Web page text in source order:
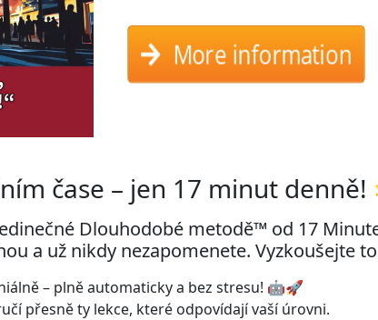
More information
čase – jen 17 minut denně!
Dlouhodobé metodě™ od 17
a už nikdy nezapomenete. Vyzkoušejte
– plně automaticky a bez stresu! 🤖🚀
přesně ty lekce, které odpovídají vaší úrovni.